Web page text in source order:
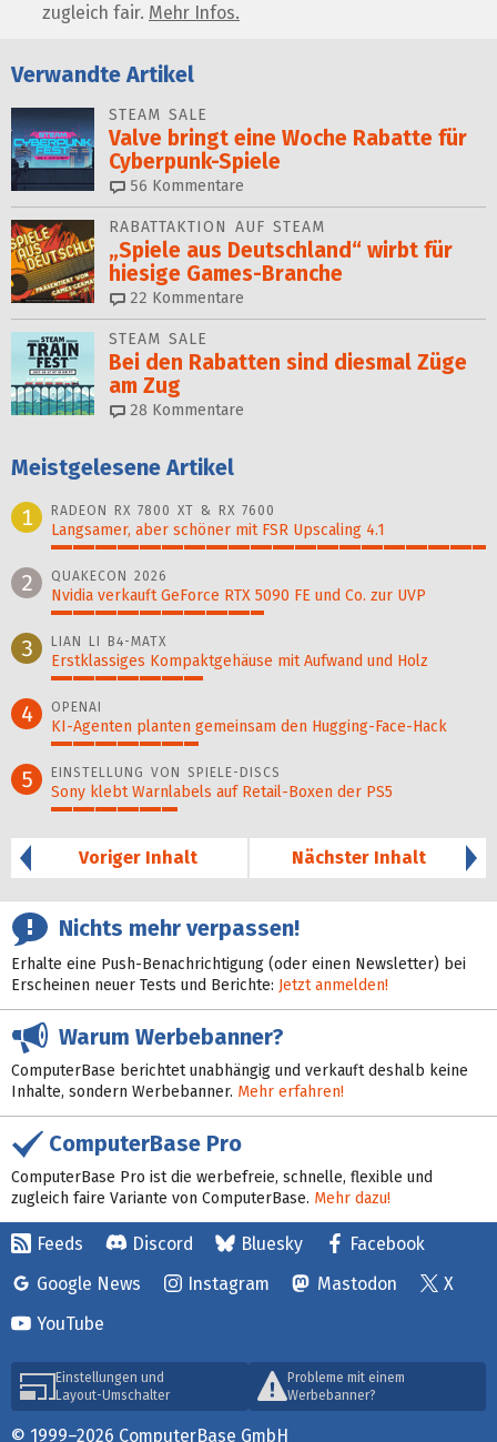
zugleich fair. Mehr Infos.
Verwandte Artikel
STEAM SALE
Valve bringt eine Woche Rabatte für
Cyberpunk-Spiele
56 Kommentare
RABATTAKTION AUF STEAM
„Spiele aus Deutschland“ wirbt für
hiesige Games-Branche
22 Kommentare
STEAM SALE
Bei den Rabatten sind diesmal Züge
am Zug
28 Kommentare
Meistgelesene Artikel
1
RADEON RX 7800 XT & RX 7600
Langsamer, aber schöner mit FSR Upscaling 4.1
2 QUAKECON 2026
Nvidia verkauft GeForce RTX 5090 FE und Co. zur UVP
3 LIAN LI B4-MATX
Erstklassiges Kompaktgehäuse mit Aufwand und Holz
4 OPENAI
KI-Agenten planten gemein­sam den Hugging-Face-Hack
5 EINSTELLUNG VON SPIELE-DISCS
Sony klebt Warnlabels auf Retail-Boxen der PS5
Voriger Inhalt
Nächster Inhalt
Nichts mehr verpassen!
Erhalte eine Push-Benachrichtigung (oder einen Newsletter) bei
Erscheinen neuer Tests und Berichte: Jetzt anmelden!
Warum Werbebanner?
ComputerBase berichtet unabhängig und verkauft deshalb keine
Inhalte, sondern Werbebanner. Mehr erfahren!
ComputerBase Pro
ComputerBase Pro ist die werbefreie, schnelle, flexible und
zugleich faire Variante von ComputerBase. Mehr dazu!
Feeds Discord Bluesky
Facebook
Google News
Instagram Mastodon
X
YouTube
Einstellungen und
Layout-Umschalter
Probleme mit einem
Werbebanner?
© 1999–2026 ComputerBase GmbH